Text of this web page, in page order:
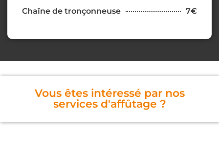
Chaîne de tronçonneuse 7€
Vous êtes intéressé par nos
services d'affûtage ?